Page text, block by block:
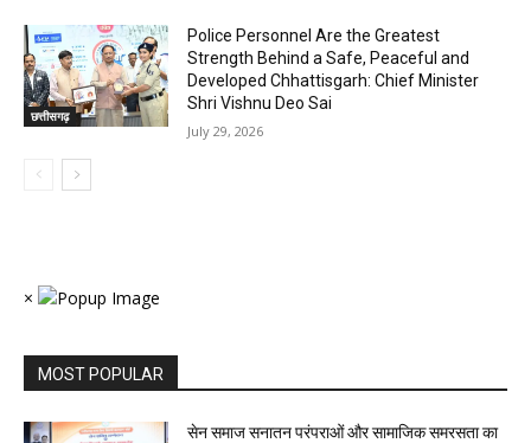
छत्तीसगढ़
Police Personnel Are the Greatest
Strength Behind a Safe, Peaceful and
Developed Chhattisgarh: Chief Minister
Shri Vishnu Deo Sai
July 29, 2026
×
MOST POPULAR
सेन समाज सनातन परंपराओं और सामाजिक समरसता का